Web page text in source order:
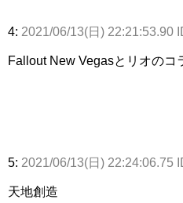
4: 2021/06/13(日) 22:21:53.90
Fallout New Vegasとリオのコ
5: 2021/06/13(日) 22:24:06.75
天地創造